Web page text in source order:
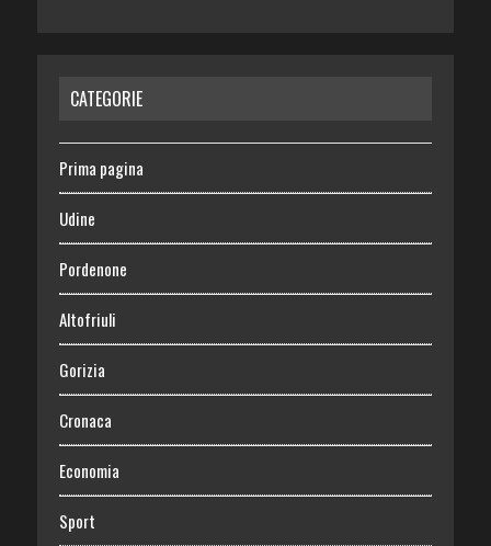
CATEGORIE
Prima pagina
Udine
Pordenone
Altofriuli
Gorizia
Cronaca
Economia
Sport